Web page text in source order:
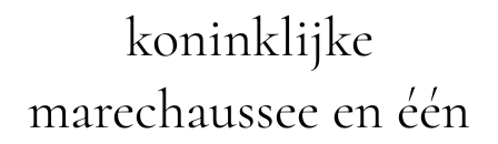
koninklijke
marechaussee en één